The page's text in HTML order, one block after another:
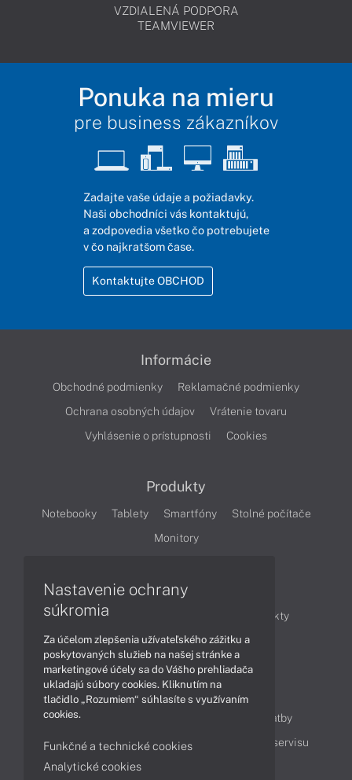
VZDIALENÁ PODPORA
TEAMVIEWER
Ponuka na mieru
pre business zákazníkov
Zadajte vaše údaje a požiadavky.
Naši obchodníci vás kontaktujú,
a zodpovedia všetko čo potrebujete
v čo najkratšom čase.
Kontaktujte OBCHOD
Informácie
Obchodné podmienky
Reklamačné podmienky
Ochrana osobných údajov
Vrátenie tovaru
Vyhlásenie o prístupnosti
Cookies
Produkty
Notebooky Tablety Smartfóny
Stolné počítače
Monitory
Články
Obchodné informácie
Produkty
Technológie
Videá
Obsah
Ako nakupovať
Možnosti doručenia a platby
Podpora a servis
Servisné služby Cenník servisu
Nastavenie ochrany
súkromia
Za účelom zlepšenia užívateľského zážitku a
poskytovaných služieb na našej stránke a
marketingové účely sa do Vášho prehliadača
ukladajú súbory cookies. Kliknutím na
tlačidlo „Rozumiem“ súhlasíte s využívaním
cookies.
Funkčné a technické cookies
Analytické cookies